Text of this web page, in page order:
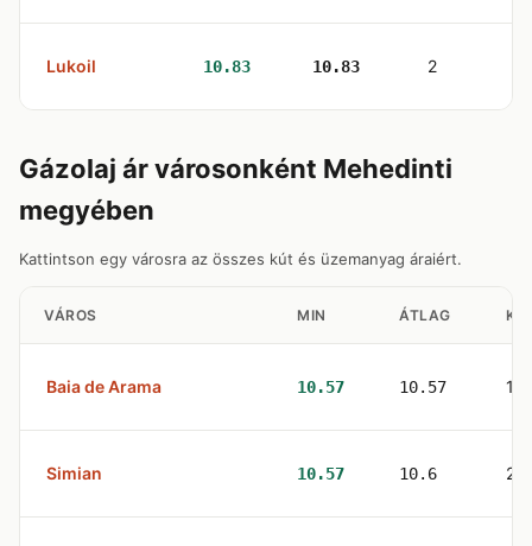
Lukoil 10.83 10.83 2
Gázolaj ár városonként Mehedinti
megyében
Kattintson egy városra az összes kút és üzemanyag áraiért.
VÁROS MIN ÁTLAG
Baia de Arama 10.57 10.57 1
Simian 10.57 10.6 2